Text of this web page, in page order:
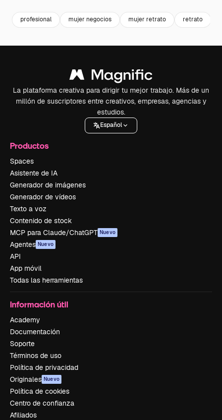
profesional mujer negocios mujer retrato retrato
La plataforma creativa para dirigir tu mejor trabajo. Más de un
millón de suscriptores entre creativos, empresas, agencias y
estudios.
Español
Productos
Spaces
Asistente de IA
Generador de imágenes
Generador de vídeos
Texto a voz
Contenido de stock
MCP para Claude/ChatGPT Nuevo
Agentes Nuevo
API
App móvil
Todas las herramientas
Información útil
Academy
Documentación
Soporte
Términos de uso
Política de privacidad
Originales Nuevo
Política de cookies
Centro de confianza
Afiliados